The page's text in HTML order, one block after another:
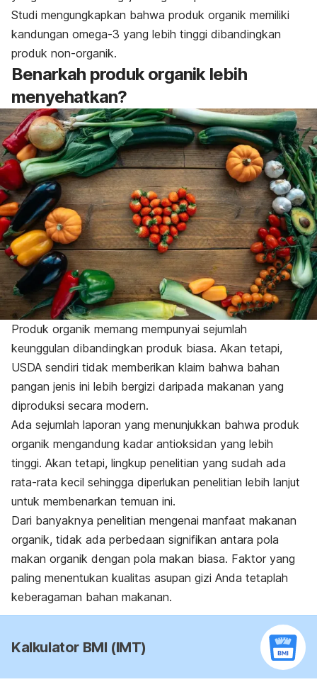
Studi mengungkapkan bahwa produk organik memiliki
kandungan omega-3 yang lebih tinggi dibandingkan
produk non-organik.
Benarkah produk organik lebih
menyehatkan?
Produk organik memang mempunyai sejumlah
keunggulan dibandingkan produk biasa. Akan tetapi,
USDA sendiri tidak memberikan klaim bahwa bahan
pangan jenis ini lebih bergizi daripada makanan yang
diproduksi secara modern.
Ada sejumlah laporan yang menunjukkan bahwa produk
organik mengandung kadar antioksidan yang lebih
tinggi. Akan tetapi, lingkup penelitian yang sudah ada
rata-rata kecil sehingga diperlukan penelitian lebih lanjut
untuk membenarkan temuan ini.
Dari banyaknya penelitian mengenai manfaat makanan
organik, tidak ada perbedaan signifikan antara pola
makan organik dengan pola makan biasa. Faktor yang
paling menentukan kualitas asupan gizi Anda tetaplah
keberagaman bahan makanan.
Kalkulator BMI (IMT)